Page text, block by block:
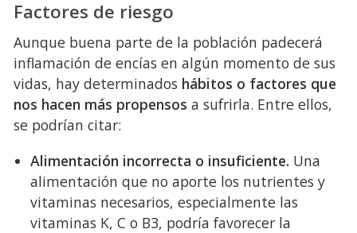
Factores de riesgo
Aunque buena parte de la población padecerá
inflamación de encías en algún momento de sus
vidas, hay determinados hábitos o factores que
nos hacen más propensos a sufrirla. Entre ellos,
se podrían citar:
Alimentación incorrecta o insuficiente. Una
alimentación que no aporte los nutrientes y
vitaminas necesarios, especialmente las
vitaminas K, C o B3, podría favorecer la